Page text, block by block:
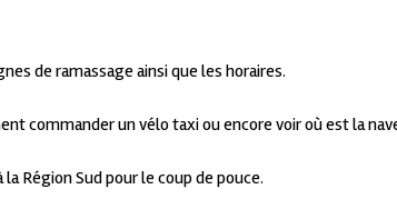
de ramassage ainsi que les horaires.
commander un vélo taxi ou encore voir où est la
Région Sud pour le coup de pouce.